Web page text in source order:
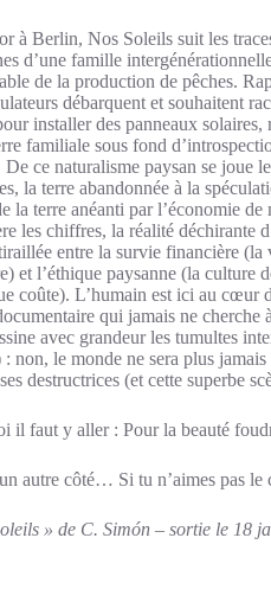
à Berlin, Nos Soleils suit les
d’une famille
de la production de pêches.
débarquent et souhaitent
installer des panneaux solaires,
familiale sous fond
De ce naturalisme paysan se joue
la terre abandonnée à la
la terre anéanti par l’économie de
les chiffres, la réalité déchirante
entre la survie financière (la
et l’éthique paysanne (la culture
coûte). L’humain est ici au cœur
qui jamais ne cherche
avec grandeur les tumultes
: non, le monde ne sera plus
destructrices (et cette superbe
il faut y aller : Pour la beauté
autre côté… Si tu n’aimes pas le
» de C. Simón – sortie le 18